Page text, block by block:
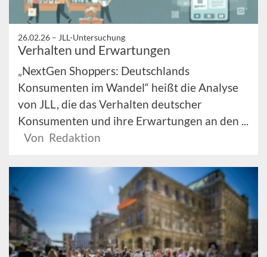
26.02.26 – JLL-Untersuchung
Verhalten und Erwartungen
„NextGen Shoppers: Deutschlands
Konsumenten im Wandel“ heißt die Analyse
von JLL, die das Verhalten deutscher
Konsumenten und ihre Erwartungen an den ...
Von Redaktion